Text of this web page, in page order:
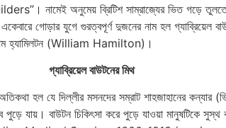
নামেই অনুমেয় ব্রিটিশ সাম্রাজ্যের ভিত গড়ে তুলতে
গোড়ার যুগে গুরত্বপূর্ণ দুজনের নাম হল গ্যাব্রিয়েল
হ্যামিলটন (William Hamilton)।
গ্যাব্রিয়েল বাউটনের মিথ
হল যে দিল্লীর মসনদের সম্রাট শাহজাহানের কন্যার
পুড়ে যায়। বাউটন চিকিৎসা করে পুড়ে যাওয়া মানুষটিকে